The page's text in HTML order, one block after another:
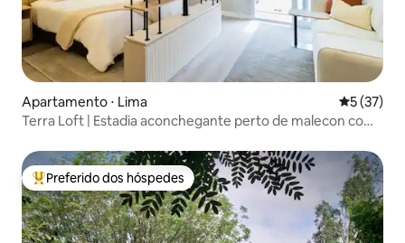
Apartamento ⋅ Lima 5 de uma
5 (37)
Terra Loft | Estadia aconchegante perto de malecon com
Entre os melhores preferidos dos hóspedes
Preferido dos hóspedes